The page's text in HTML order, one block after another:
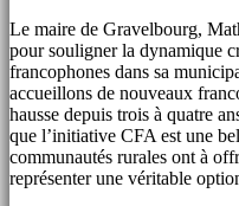
Le maire de Gravelbourg,
pour souligner la dynamique
francophones dans sa
accueillons de nouveaux
hausse depuis trois à quatre
que l’initiative CFA est une
communautés rurales ont à
représenter une véritable